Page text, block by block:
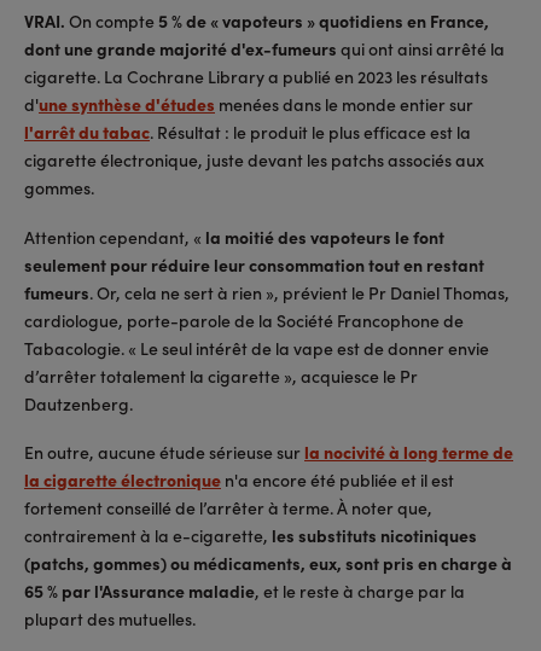
VRAI. On compte 5 % de « vapoteurs » quotidiens en France,
dont une grande majorité d'ex-fumeurs qui ont ainsi arrêté la
cigarette. La Cochrane Library a publié en 2023 les résultats
d'une synthèse d'études menées dans le monde entier sur
l'arrêt du tabac. Résultat : le produit le plus efficace est la
cigarette électronique, juste devant les patchs associés aux
gommes.
Attention cependant, « la moitié des vapoteurs le font
seulement pour réduire leur consommation tout en restant
fumeurs. Or, cela ne sert à rien », prévient le Pr Daniel Thomas,
cardiologue, porte-parole de la Société Francophone de
Tabacologie. « Le seul intérêt de la vape est de donner envie
d’arrêter totalement la cigarette », acquiesce le Pr
Dautzenberg.
En outre, aucune étude sérieuse sur la nocivité à long terme de
la cigarette électronique n'a encore été publiée et il est
fortement conseillé de l’arrêter à terme. À noter que,
contrairement à la e-cigarette, les substituts nicotiniques
(patchs, gommes) ou médicaments, eux, sont pris en charge à
65 % par l'Assurance maladie, et le reste à charge par la
plupart des mutuelles.